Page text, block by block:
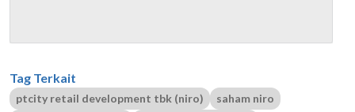
Tag Terkait
ptcity retail development tbk (niro)
saham niro